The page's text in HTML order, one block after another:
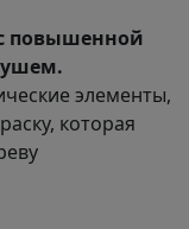
повышенной
элементы,
которая